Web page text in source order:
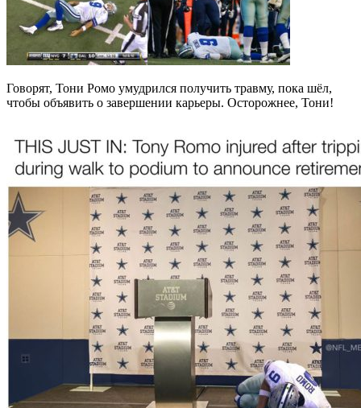
Говорят, Тони Ромо умудрился получить травму, пока шёл,
чтобы объявить о завершении карьеры. Осторожнее, Тони!